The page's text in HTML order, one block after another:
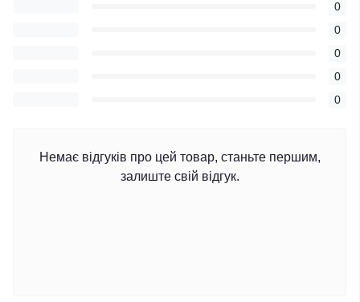
0
0
0
0
0
Немає відгуків про цей товар, станьте першим,
залиште свій відгук.